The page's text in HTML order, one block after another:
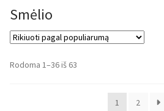
Smėlio
Rodoma 1–36 iš 63
populiarumą
1
2